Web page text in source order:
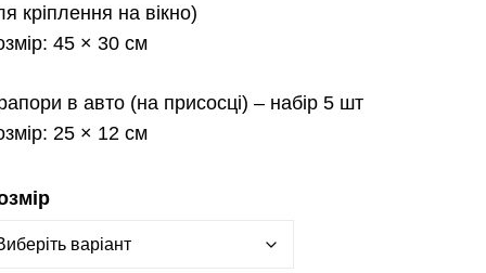
кріплення на вікно)
45 × 30 см
в авто (на присосці) – набір 5 шт
25 × 12 см